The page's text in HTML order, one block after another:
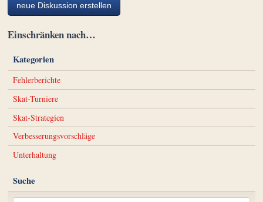
neue Diskussion erstellen
Einschränken nach…
Kategorien
Fehlerberichte
Skat-Turniere
Skat-Strategien
Verbesserungsvorschläge
Unterhaltung
Suche